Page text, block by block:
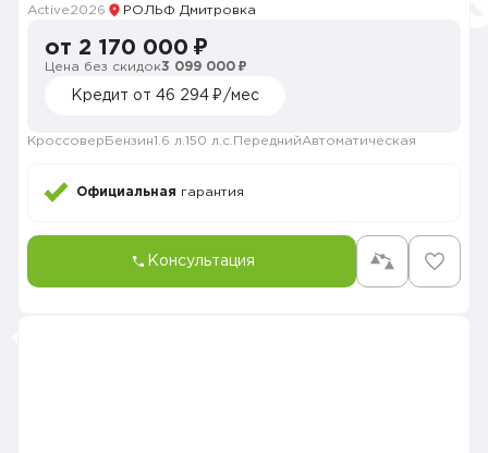
Active2026 РОЛЬФ Дмитровка
от 2 170 000 ₽
Цена без скидок3 099 000 ₽
Кредит от 46 294 ₽/мес
Кроссовер Бензин1.6 л. 150 л.с. ПереднийАвтоматическая
Официальная гарантия
Консультация